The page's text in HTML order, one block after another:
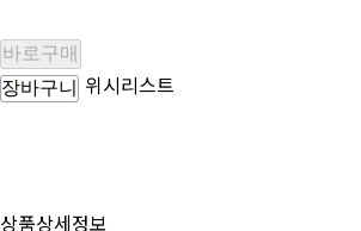
바로구매
장바구니
위시리스트